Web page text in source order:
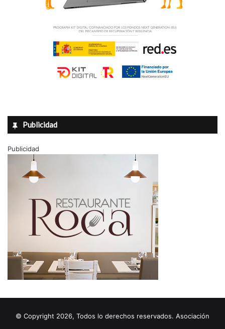
Publicidad
Publicidad
© Copyright 2026, Todos lo derechos reservados. Asociación